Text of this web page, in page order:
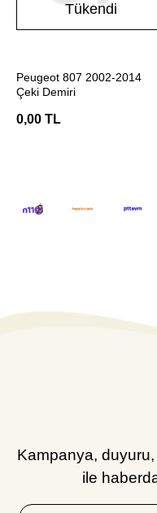
Tükendi
Peugeot 807 2002-2014
Çeki Demiri
0,00 TL
Kampanya,
ile